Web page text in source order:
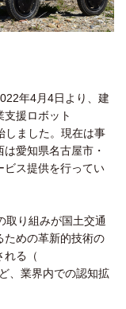
年4月4日より、建
援ロボット
しました。現在は事
愛知県名古屋市・
ビス提供を行ってい
取り組みが国土交通
ための革新的技術の
れる（
、業界内での認知拡